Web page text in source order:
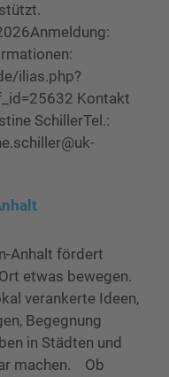
ilias.php?
Kontakt
SchillerTel.:
Anhalt fördert
etwas bewegen.
verankerte Ideen,
Begegnung
in Städten und
machen. Ob